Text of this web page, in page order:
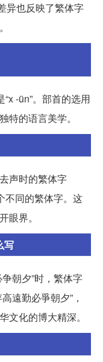
异也反映了繁体字
-ün”。部首的选用
特的语言美学。
声时的繁体字
不同的繁体字。这
眼界。
写
朝夕”时，繁体字
遠勤必爭朝夕”，
文化的博大精深。